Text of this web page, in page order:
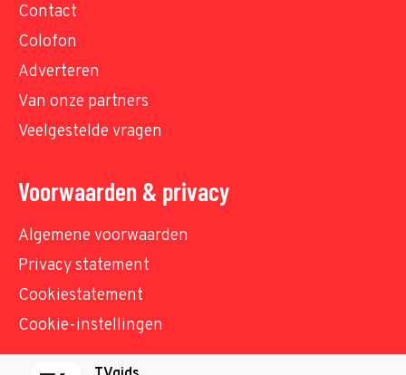
Contact
Colofon
Adverteren
Van onze partners
Veelgestelde vragen
Voorwaarden & privacy
Algemene voorwaarden
Privacy statement
Cookiestatement
Cookie-instellingen